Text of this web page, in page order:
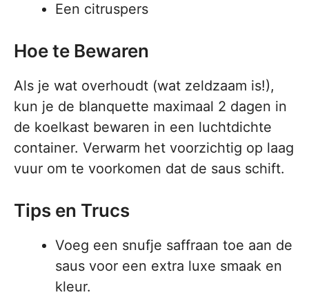
Een citruspers
Hoe te Bewaren
Als je wat overhoudt (wat zeldzaam is!),
kun je de blanquette maximaal 2 dagen in
de koelkast bewaren in een luchtdichte
container. Verwarm het voorzichtig op laag
vuur om te voorkomen dat de saus schift.
Tips en Trucs
Voeg een snufje saffraan toe aan de
saus voor een extra luxe smaak en
kleur.